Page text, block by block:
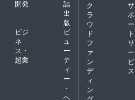
開発
誌
出
版
ビジ
ネ
ス・
起業
ビ
ュ
ー
テ
ィ
ー
・
ヘ
ク
ラ
ウ
ド
フ
ァ
ン
デ
ィ
ン
サ
ポ
ー
ト
サ
ー
ビ
ス